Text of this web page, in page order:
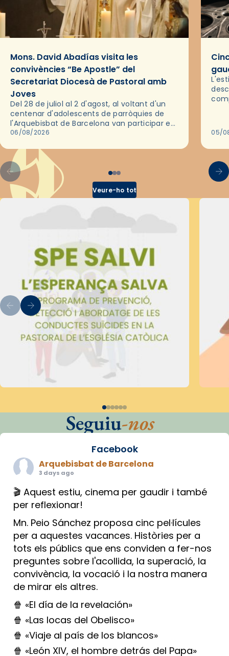
Mons. David Abadías visita les
convivències “Be Apostle” del
Secretariat Diocesà de Pastoral amb
Joves
Del 28 de juliol al 2 d'agost, al voltant d'un
centenar d'adolescents de parròquies de
l'Arquebisbat de Barcelona van participar en
les convivències Be Apostle, organitzades
06/08/2026 05/
Veure-ho tot
Seguiu-nos
Facebook
Arquebisbat de Barcelona
3 days ago
🎬 Aquest estiu, cinema per gaudir i també
per reflexionar!
Mn. Peio Sánchez proposa cinc pel·lícules
per a aquestes vacances. Històries per a
tots els públics que ens conviden a fer-nos
preguntes sobre l'acollida, la superació, la
convivència, la vocació i la nostra manera
de mirar els altres.
🍿 «El día de la revelación»
🍿 «Las locas del Obelisco»
🍿 «Viaje al país de los blancos»
🍿 «León XIV, el hombre detrás del Papa»